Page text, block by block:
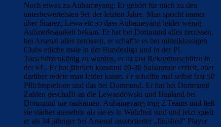
Noch etwas zu Aubameyang: Er gehört für mich zu den
unterbewertetsten 9er der letzten Jahre. Man spricht immer
über Suarez, Lewa etc so dass Aubameyang leider wenig
Aufmerksamkeit bekam. Er hat bei Dortmund alles zerrissen,
bei Arsenal alles zerrissen, er schaffte es bei mittelklassigen
Clubs etliche male in der Bundesliga und in der PL
Torschützenkönig zu werden, er ist fast Rekordtorschütze in
der EL. Er hat jährlich konstant 20-30 Saisontore erzielt, aber
darüber redete man leider kaum. Er schaffte mal selbst fast 50
Pflichtspieltore und das bei Dortmund. Er hat bei Dortmund
Zahlen geschafft an die Lewandowski und Haaland bei
Dortmund nie rankamen. Aubameyang trug 2 Teams und ließ
sie stärker aussehen als sie es in Wahrheit sind und jetzt spielt
er als 34 jähriger bei Arsenal aussortierter „finished“ Player